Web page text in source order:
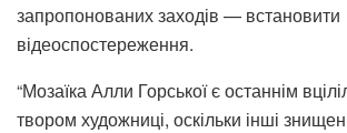
запропонованих заходів — встановити
відеоспостереження.
“Мозаїка Алли Горської є останнім
твором художниці, оскільки інші